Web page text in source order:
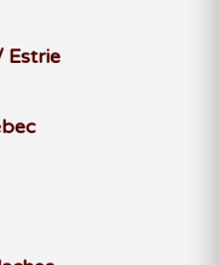
Estrie